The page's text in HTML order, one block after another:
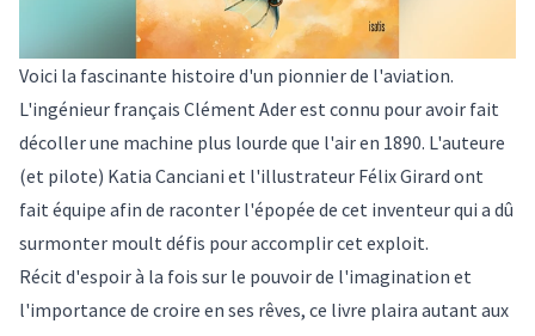
Voici la fascinante histoire d'un pionnier de l'aviation.
L'ingénieur français Clément Ader est connu pour avoir fait
décoller une machine plus lourde que l'air en 1890. L'auteure
(et pilote) Katia Canciani et l'illustrateur Félix Girard ont
fait équipe afin de raconter l'épopée de cet inventeur qui a dû
surmonter moult défis pour accomplir cet exploit.
Récit d'espoir à la fois sur le pouvoir de l'imagination et
l'importance de croire en ses rêves, ce livre plaira autant aux